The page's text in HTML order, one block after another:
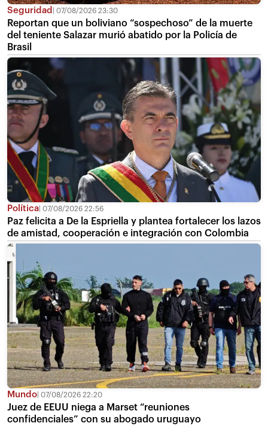
Seguridad 07/08/2026 23:30
Reportan que un boliviano “sospechoso” de la muerte
del teniente Salazar murió abatido por la Policía de
Brasil
Política 07/08/2026 22:56
Paz felicita a De la Espriella y plantea fortalecer los lazos
de amistad, cooperación e integración con Colombia
Mundo 07/08/2026 22:20
Juez de EEUU niega a Marset “reuniones
confidenciales” con su abogado uruguayo